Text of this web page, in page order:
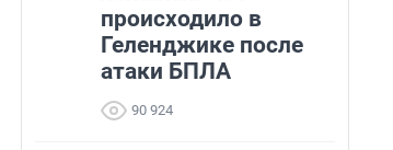
происходило в
Геленджике после
атаки БПЛА
90 924